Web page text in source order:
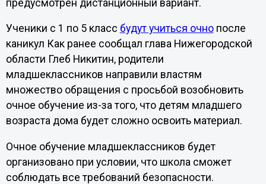
предусмотрен дистанционный вариант.
Ученики с 1 по 5 класс будут учиться очнопосле
каникул Как ранее сообщал глава Нижегородской
области Глеб Никитин, родители
младшеклассников направили властям
множество обращения с просьбой возобновить
очное обучение из-за того, что детям младшего
возраста дома будет сложно освоить материал.
Очное обучение младшеклассников будет
организовано при условии, что школа сможет
соблюдать все требований безопасности.